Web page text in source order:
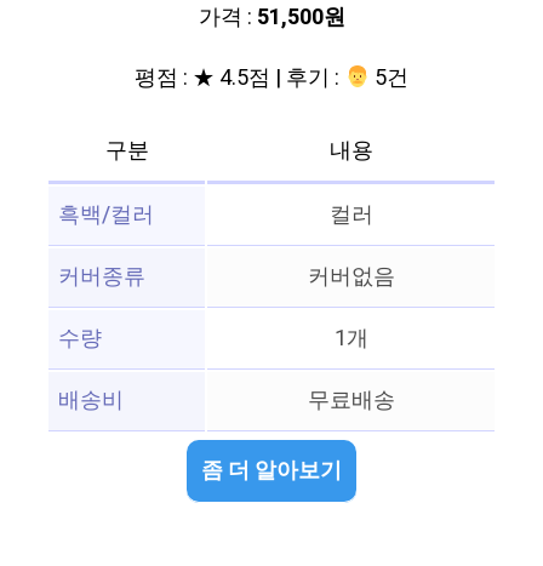
가격 : 51,500원
평점 : ★ 4.5점 | 후기 :
‍‍ 5건
구분
내용
흑백/컬러
컬러
커버종류
커버없음
수량
1개
배송비
무료배송
좀 더 알아보기